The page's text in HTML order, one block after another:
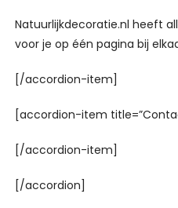
Natuurlijkdecoratie.nl heeft
voor je op één pagina bij
[/accordion-item]
[accordion-item
[/accordion-item]
[/accordion]